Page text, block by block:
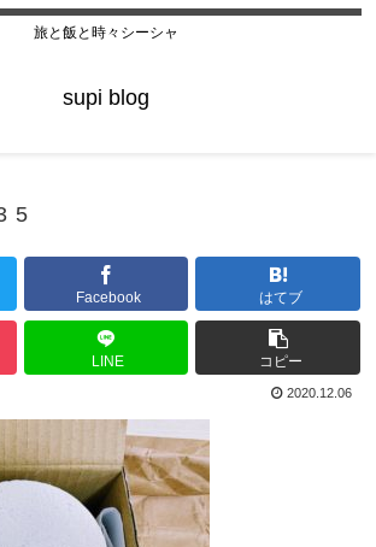
旅と飯と時々シーシャ
supi blog
Facebook はてブ
LINE コピー
2020.12.06